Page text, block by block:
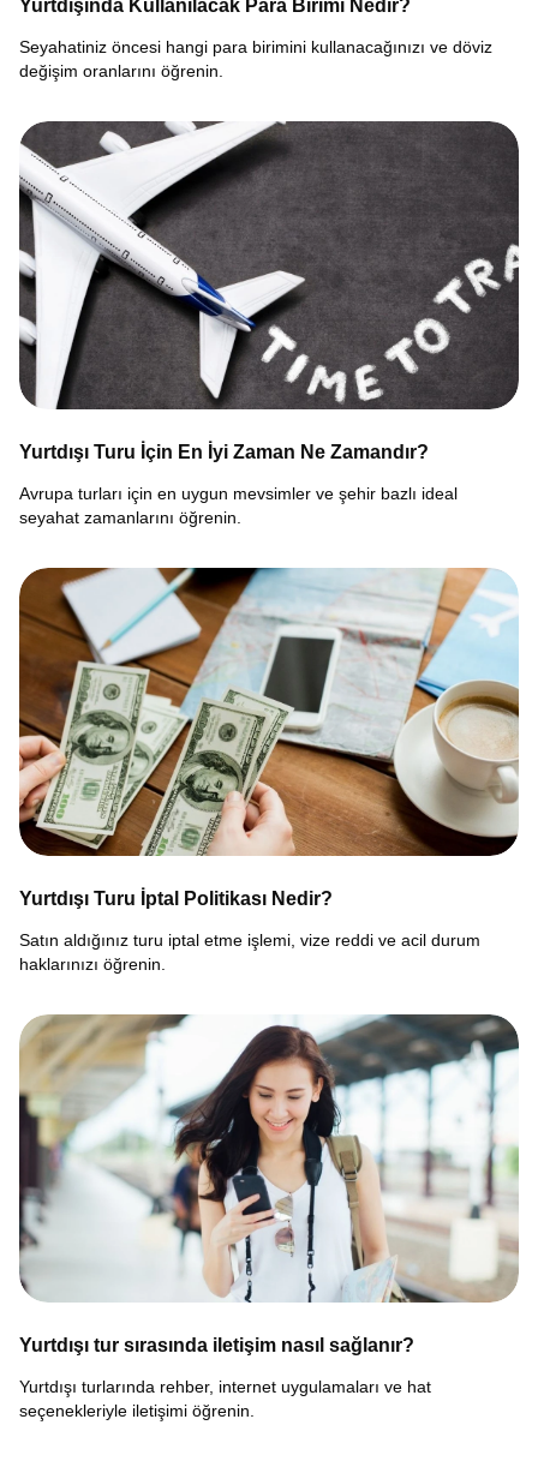
Yurtdışında Kullanılacak Para Birimi Nedir?
Seyahatiniz öncesi hangi para birimini kullanacağınızı ve döviz
değişim oranlarını öğrenin.
Yurtdışı Turu İçin En İyi Zaman Ne Zamandır?
Avrupa turları için en uygun mevsimler ve şehir bazlı ideal
seyahat zamanlarını öğrenin.
Yurtdışı Turu İptal Politikası Nedir?
Satın aldığınız turu iptal etme işlemi, vize reddi ve acil durum
haklarınızı öğrenin.
Yurtdışı tur sırasında iletişim nasıl sağlanır?
Yurtdışı turlarında rehber, internet uygulamaları ve hat
seçenekleriyle iletişimi öğrenin.